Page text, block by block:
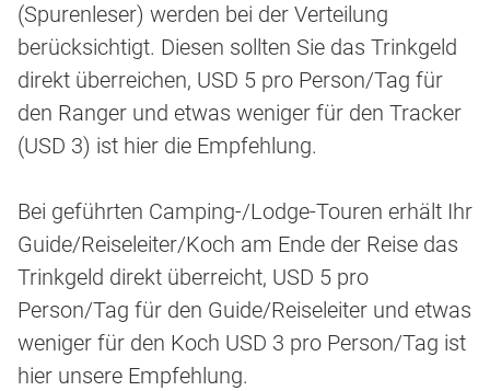
(Spurenleser) werden bei der Verteilung
berücksichtigt. Diesen sollten Sie das Trinkgeld
direkt überreichen, USD 5 pro Person/Tag für
den Ranger und etwas weniger für den Tracker
(USD 3) ist hier die Empfehlung.
Bei geführten Camping-/Lodge-Touren erhält Ihr
Guide/Reiseleiter/Koch am Ende der Reise das
Trinkgeld direkt überreicht, USD 5 pro
Person/Tag für den Guide/Reiseleiter und etwas
weniger für den Koch USD 3 pro Person/Tag ist
hier unsere Empfehlung.